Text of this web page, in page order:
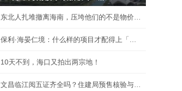
10天不到，海口又拍出两宗地！